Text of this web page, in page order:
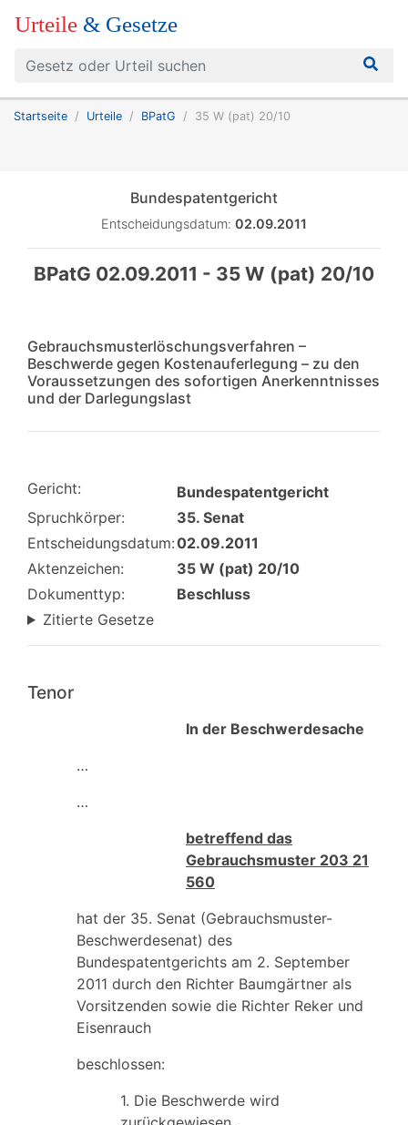
Urteile & Gesetze
Startseite Urteile BPatG 35 W (pat) 20/10
Bundespatentgericht
Entscheidungsdatum: 02.09.2011
BPatG 02.09.2011 - 35 W (pat) 20/10
Gebrauchsmusterlöschungsverfahren –
Beschwerde gegen Kostenauferlegung – zu den
Voraussetzungen des sofortigen Anerkenntnisses
und der Darlegungslast
Gericht:
Bundespatentgericht
Spruchkörper:
35. Senat
Entscheidungsdatum:02.09.2011
Aktenzeichen:
35 W (pat) 20/10
Dokumenttyp:
Beschluss
Zitierte Gesetze
Tenor
In der Beschwerdesache
…
…
betreffend das
Gebrauchsmuster 203 21
560
hat der 35. Senat (Gebrauchsmuster-
Beschwerdesenat) des
Bundespatentgerichts am 2. September
2011 durch den Richter Baumgärtner als
Vorsitzenden sowie die Richter Reker und
Eisenrauch
beschlossen:
1. Die Beschwerde wird